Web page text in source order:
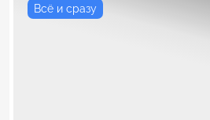
Всё и сразу